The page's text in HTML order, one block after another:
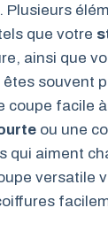
Plusieurs
que votre
ainsi que
souvent
coupe facile
ou une
qui aiment
versatile